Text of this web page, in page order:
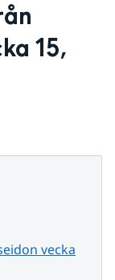
15,
vecka